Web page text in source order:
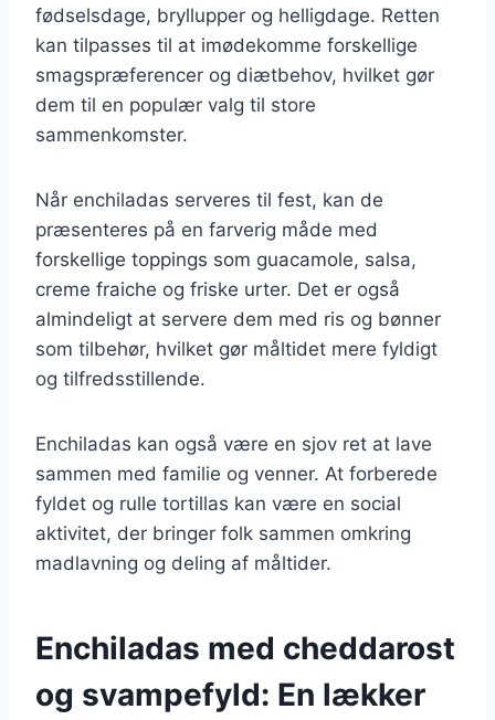
fødselsdage, bryllupper og helligdage. Retten
kan tilpasses til at imødekomme forskellige
smagspræferencer og diætbehov, hvilket gør
dem til en populær valg til store
sammenkomster.
Når enchiladas serveres til fest, kan de
præsenteres på en farverig måde med
forskellige toppings som guacamole, salsa,
creme fraiche og friske urter. Det er også
almindeligt at servere dem med ris og bønner
som tilbehør, hvilket gør måltidet mere fyldigt
og tilfredsstillende.
Enchiladas kan også være en sjov ret at lave
sammen med familie og venner. At forberede
fyldet og rulle tortillas kan være en social
aktivitet, der bringer folk sammen omkring
madlavning og deling af måltider.
Enchiladas med cheddarost
og svampefyld: En lækker